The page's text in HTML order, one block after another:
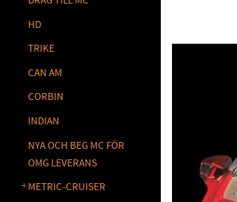
HD
TRIKE
CAN AM
CORBIN
INDIAN
NYA OCH BEG MC FÖR
OMG LEVERANS
METRIC-CRUISER